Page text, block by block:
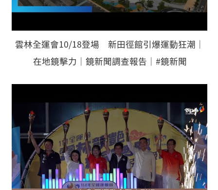
雲林全運會10/18登場 新田徑館引爆運動狂潮｜
在地鏡擊力｜鏡新聞調查報告｜#鏡新聞